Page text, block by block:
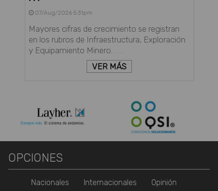
07/Aug/2026 5:31pm
Mayores cifras de crecimiento se registran
en los rubros de Infraestructura, Exploración
y Equipamiento Minero. . . .
VER MÁS
OPCIONES
Nacionales Internacionales
Opinión